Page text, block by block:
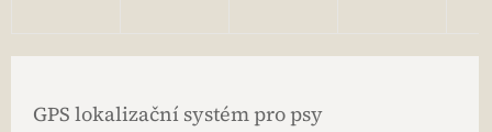
GPS lokalizační systém pro psy